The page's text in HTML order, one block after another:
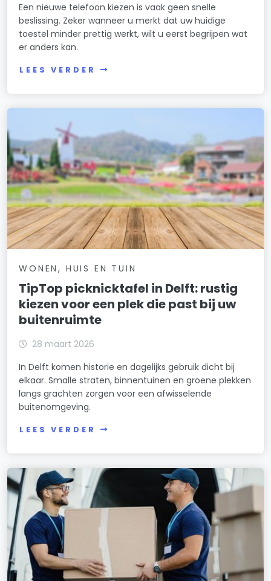
Een nieuwe telefoon kiezen is vaak geen snelle
beslissing. Zeker wanneer u merkt dat uw huidige
toestel minder prettig werkt, wilt u eerst begrijpen wat
er anders kan.
LEES VERDER
WONEN, HUIS EN TUIN
TipTop picknicktafel in Delft: rustig
kiezen voor een plek die past bij uw
buitenruimte
28 maart 2026
In Delft komen historie en dagelijks gebruik dicht bij
elkaar. Smalle straten, binnentuinen en groene plekken
langs grachten zorgen voor een afwisselende
buitenomgeving.
LEES VERDER